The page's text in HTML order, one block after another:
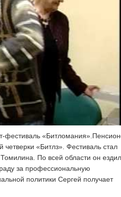
фестиваль
четверки «Битлз». Фестиваль стал
По всей области он
за профессиональную
политики Сергей получает